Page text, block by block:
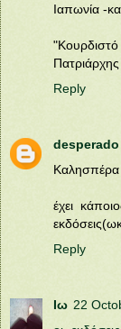
Ιαπωνία -
Reply
desperado
Καλησπέρα
έχει
Reply
Ιω 22